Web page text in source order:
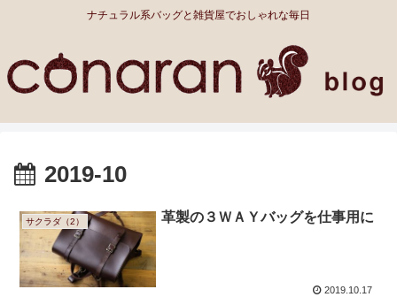
ナチュラル系バッグと雑貨屋でおしゃれな毎日
2019-10
サクラダ（2） 革製の３ＷＡＹバッグを仕事用に
2019.10.17